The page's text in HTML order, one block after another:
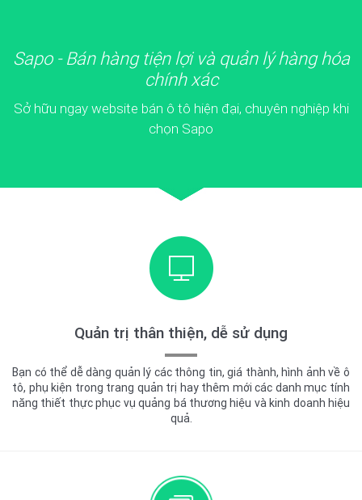
Sapo - Bán hàng tiện lợi và quản lý hàng hóa
chính xác
Sở hữu ngay website bán ô tô hiện đại, chuyên nghiệp khi
chọn Sapo
Quản trị thân thiện, dễ sử dụng
Bạn có thể dễ dàng quản lý các thông tin, giá thành, hình ảnh về ô
tô, phụ kiện trong trang quản trị hay thêm mới các danh mục tính
năng thiết thực phục vụ quảng bá thương hiệu và kinh doanh hiệu
quả.